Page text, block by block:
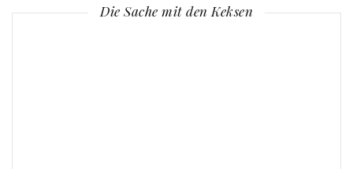
Die Sache mit den Keksen